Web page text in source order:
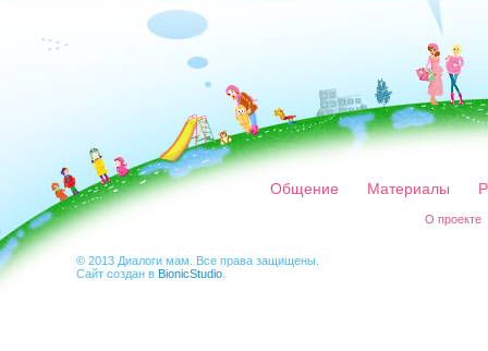
Общение Материалы
О проекте
© 2013 Диалоги мам. Все права защищены.
Сайт создан в BionicStudio